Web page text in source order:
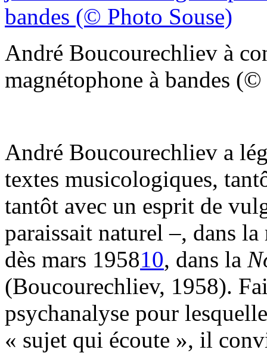
André Boucourechliev à
magnétophone à bandes
André Boucourechliev a
textes musicologiques,
tantôt avec un esprit de
paraissait naturel –, dans
dès mars 195810, dans la
(Boucourechliev, 1958).
psychanalyse pour
« sujet qui écoute », il